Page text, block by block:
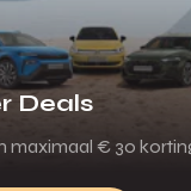
Deals
maximaal € 30
dankzij de
zorgen voor een